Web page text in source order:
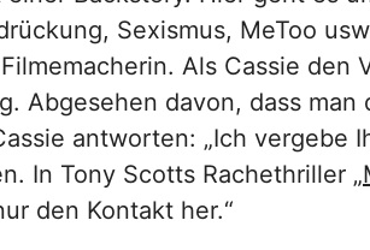
Sexismus, MeToo
Als Cassie den
Abgesehen davon, dass man
antworten: „Ich vergebe
In Tony Scotts Rachethriller „
den Kontakt her.“